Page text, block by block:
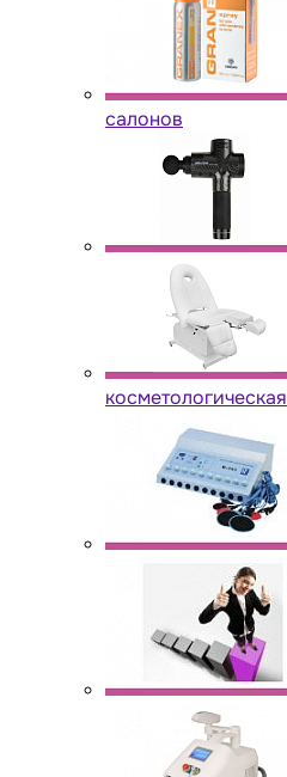
салонов
косметологическая